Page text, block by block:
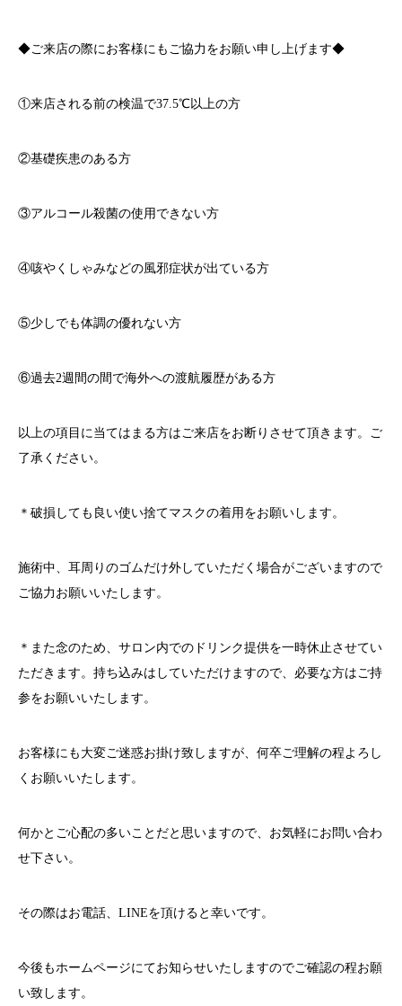
◆ご来店の際にお客様にもご協力をお願い申し上げます◆
①来店される前の検温で37.5℃以上の方
②基礎疾患のある方
③アルコール殺菌の使用できない方
④咳やくしゃみなどの風邪症状が出ている方
⑤少しでも体調の優れない方
⑥過去2週間の間で海外への渡航履歴がある方
以上の項目に当てはまる方はご来店をお断りさせて頂きます。ご
了承ください。
＊破損しても良い使い捨てマスクの着用をお願いします。
施術中、耳周りのゴムだけ外していただく場合がございますので
ご協力お願いいたします。
＊また念のため、サロン内でのドリンク提供を一時休止させてい
ただきます。持ち込みはしていただけますので、必要な方はご持
参をお願いいたします。
お客様にも大変ご迷惑お掛け致しますが、何卒ご理解の程よろし
くお願いいたします。
何かとご心配の多いことだと思いますので、お気軽にお問い合わ
せ下さい。
その際はお電話、 LINEを頂けると幸いです。
今後もホームページにてお知らせいたしますのでご確認の程お願
い致します。